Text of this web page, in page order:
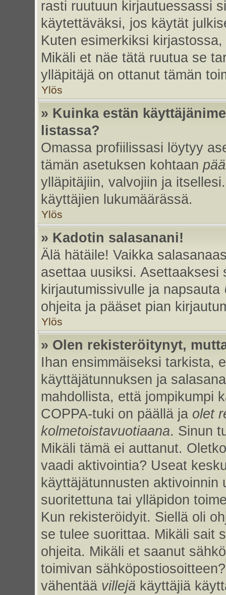
rasti ruutuun kirjautuessassi
käytettäväksi, jos käytät
Kuten esimerkiksi
Mikäli et näe tätä ruutua se
ylläpitäjä on ottanut tämän
Ylös
» Kuinka estän
listassa?
Omassa profiilissasi löytyy
tämän asetuksen kohtaan
ylläpitäjiin, valvojiin ja
käyttäjien lukumäärässä.
Ylös
» Kadotin salasanani!
Älä hätäile! Vaikka
asettaa uusiksi. Asettaaksesi
kirjautumissivulle ja napsauta
ohjeita ja pääset pian
Ylös
» Olen rekisteröitynyt,
Ihan ensimmäiseksi tarkista,
käyttäjätunnuksen ja
mahdollista, että jompikumpi
COPPA-tuki on päällä ja olet
kolmetoistavuotiaana. Sinun
Mikäli tämä ei auttanut.
vaadi aktivointia? Useat
käyttäjätunnusten
suoritettuna tai ylläpidon
Kun rekisteröidyit. Siellä oli
se tulee suorittaa. Mikäli sait
ohjeita. Mikäli et saanut
toimivan
vähentää villejä käyttäjiä